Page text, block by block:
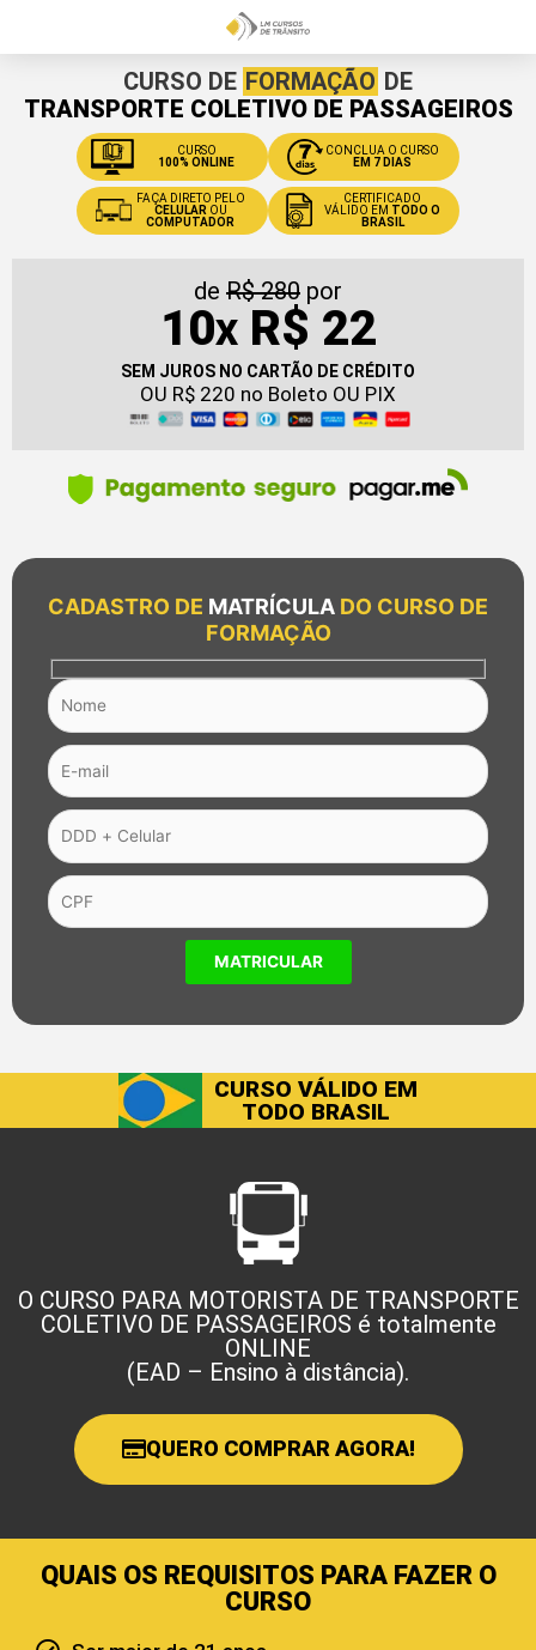
CURSO DE FORMAÇÃO DE
TRANSPORTE COLETIVO DE PASSAGEIROS
CURSO
100% ONLINE
CONCLUA O CURSO
EM 7 DIAS
FAÇA DIRETO PELO
CELULAR OU
COMPUTADOR
CERTIFICADO
VÁLIDO EM TODO O
BRASIL
de R$ 280 por
10XR$ 22
SEM JUROS NO CARTÃO DE CRÉDITO
OU R$ 220 no Boleto OU PIX
CADASTRO DE MATRÍCULA DO CURSO DE
FORMAÇÃO
CURSO VÁLIDO EM
TODO BRASIL
O CURSO PARA MOTORISTA DE TRANSPORTE
COLETIVO DE PASSAGEIROS é totalmente
ONLINE
(EAD – Ensino à distância).
QUERO COMPRAR AGORA!
QUAIS OS REQUISITOS PARA FAZER O
CURSO